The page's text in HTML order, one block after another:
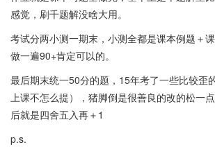
感觉，刷千题解没啥大用。
考试分两小测一期末，小测全都是课本例题＋
做一遍90+肯定可以的。
最后期末统一50分的题，15年考了一些比较歪
上课不怎么提），猪脚倒是很善良的改的松一
后就是四舍五入再＋1
p.s.